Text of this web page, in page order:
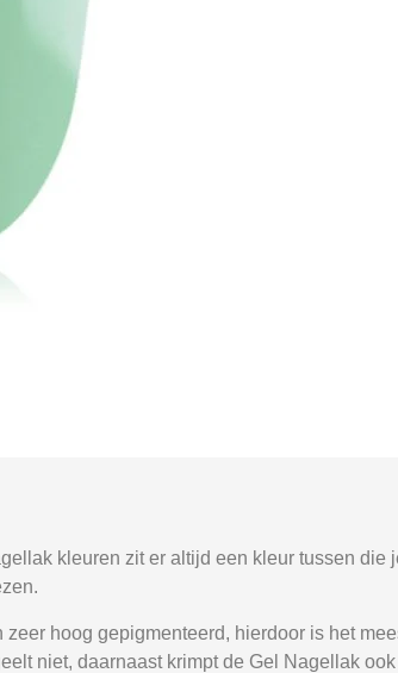
kleuren zit er altijd een kleur tussen
hoog gepigmenteerd, hierdoor is het
niet, daarnaast krimpt de Gel Nagellak